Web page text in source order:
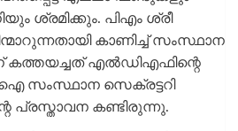
ശ്രമിക്കും. പിഎം ശ്രീ
കാണിച്ച് സംസ്ഥാന
കത്തയച്ചത് എല്‍ഡിഎഫിന്റെ
സംസ്ഥാന സെക്രട്ടറി
പ്രസ്താവന കണ്ടിരുന്നു.